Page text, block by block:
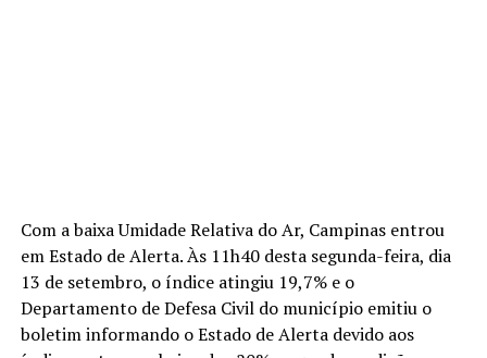
Com a baixa Umidade Relativa do Ar, Campinas entrou
em Estado de Alerta. Às 11h40 desta segunda-feira, dia
13 de setembro, o índice atingiu 19,7% e o
Departamento de Defesa Civil do município emitiu o
boletim informando o Estado de Alerta devido aos